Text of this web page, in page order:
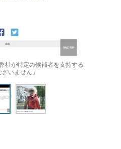
社が特定の候補者を支持する
いません」